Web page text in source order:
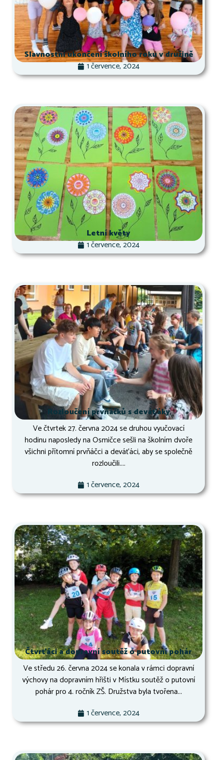
Slavnostní ukončení školního roku v družině
1 července, 2024
Letní květy
1 července, 2024
Rozloučení prvňáčků s deváťáky
Ve čtvrtek 27. června 2024 se druhou vyučovací
hodinu naposledy na Osmičce sešli na školním dvoře
všichni přítomní prvňáčci a deváťáci, aby se společně
rozloučili....
1 července, 2024
Čtvrťáci a dopravní soutěž o putovní pohár
Ve středu 26. června 2024 se konala v rámci dopravní
výchovy na dopravním hřišti v Místku soutěž o putovní
pohár pro 4. ročník ZŠ. Družstva byla tvořena...
1 července, 2024